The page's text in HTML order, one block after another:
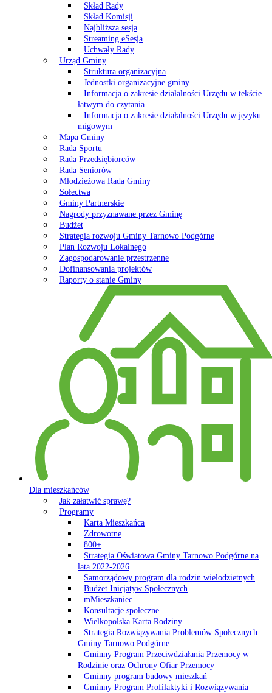
Skład Rady
Skład Komisji
Najbliższa sesja
Streaming eSesja
Uchwały Rady
Urząd Gminy
Struktura organizacyjna
Jednostki organizacyjne gminy
Informacja o zakresie działalności Urzędu w tekście
łatwym do czytania
Informacja o zakresie działalności Urzędu w języku
migowym
Mapa Gminy
Rada Sportu
Rada Przedsiębiorców
Rada Seniorów
Młodzieżowa Rada Gminy
Sołectwa
Gminy Partnerskie
Nagrody przyznawane przez Gminę
Budżet
Strategia rozwoju Gminy Tarnowo Podgórne
Plan Rozwoju Lokalnego
Zagospodarowanie przestrzenne
Dofinansowania projektów
Raporty o stanie Gminy
Dla mieszkańców
Jak załatwić sprawę?
Programy
Karta Mieszkańca
Zdrowotne
800+
Strategia Oświatowa Gminy Tarnowo Podgórne na
lata 2022-2026
Samorządowy program dla rodzin wielodzietnych
Budżet Inicjatyw Społecznych
mMieszkaniec
Konsultacje społeczne
Wielkopolska Karta Rodziny
Strategia Rozwiązywania Problemów Społecznych
Gminy Tarnowo Podgórne
Gminny Program Przeciwdziałania Przemocy w
Rodzinie oraz Ochrony Ofiar Przemocy
Gminny program budowy mieszkań
Gminny Program Profilaktyki i Rozwiązywania